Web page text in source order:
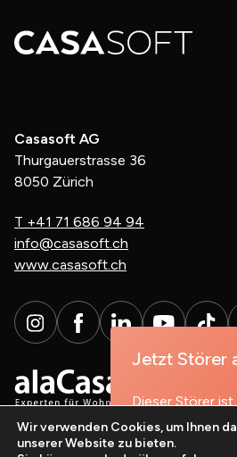
Jetzt Störer
Dieser Störer
probieren Sie es
Casasoft AG
Thurgauerstrasse 36
8050 Zürich
T +41 71 686 94 94
info@casasoft.ch
www.casasoft.ch
Wir verwenden Cookies, um Ihnen
unserer Website zu bieten.